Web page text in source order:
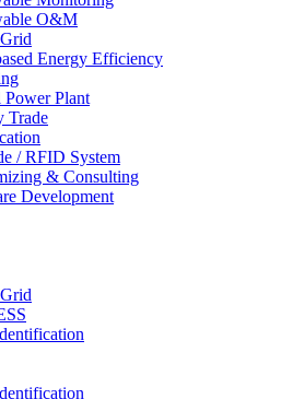
O&M
Energy Efficiency
Plant
Trade
/ RFID System
& Consulting
Development